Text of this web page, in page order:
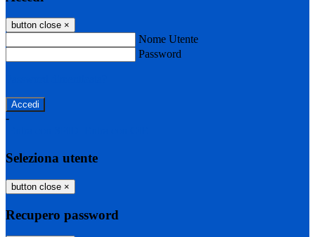
button close ×
Nome Utente
Password
-
Seleziona utente
button close ×
Recupero password